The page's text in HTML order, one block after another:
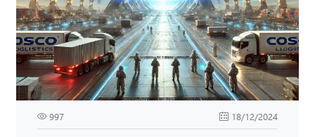
997 18/12/2024